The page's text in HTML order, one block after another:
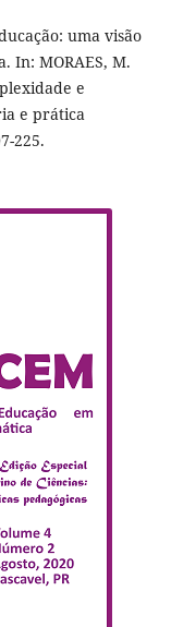
uma visão
In: MORAES, M.
e
e prática
225.